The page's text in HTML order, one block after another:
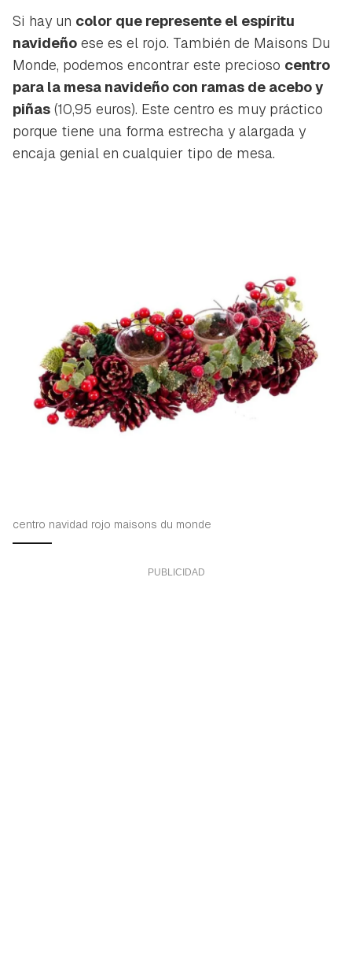
Si hay un color que represente el espíritu
navideño ese es el rojo. También de Maisons Du
Monde, podemos encontrar este precioso centro
para la mesa navideño con ramas de acebo y
piñas (10,95 euros). Este centro es muy práctico
porque tiene una forma estrecha y alargada y
encaja genial en cualquier tipo de mesa.
centro navidad rojo maisons du monde